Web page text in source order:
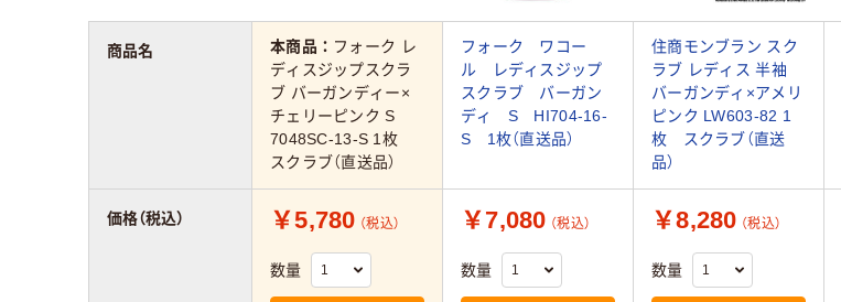
本商品： フォーク レ
ディスジップスクラ
ブ バーガンディー×
チェリーピンク S
7048SC-13-S 1枚
スクラブ（直送品）
フォーク ワコー
ル レディスジップ
スクラブ バーガン
ディ S HI704-16-
S 1枚（直送品）
住商モンブラン スク
ラブ レディス 半袖
バーガンディ×アメリ
ピンク LW603-82 1
枚 スクラブ（直送
品）
￥5,780 （税込）
数量
￥7,080 （税込）
数量
￥8,280 （税込）
数量
商品名
価格（税込）